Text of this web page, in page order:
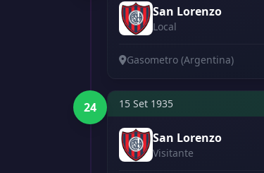
San Lorenzo
Local
Gasometro (Argentina)
24 15 Set 1935
San Lorenzo
Visitante